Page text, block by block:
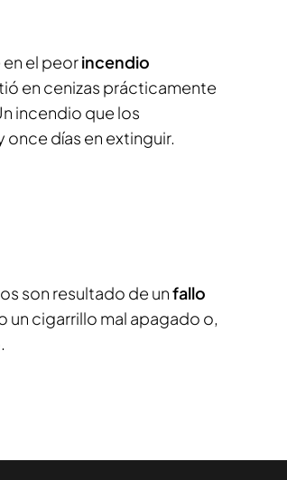
el peorincendio
en cenizas prácticamente
incendio que los
días en extinguir.
son resultado de unfallo
cigarrillo mal apagado o,